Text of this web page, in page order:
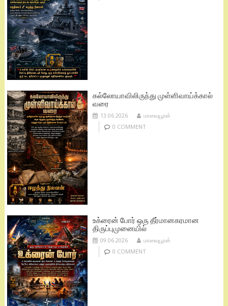
கல்லோயாவிலிருந்து முள்ளிவாய்க்கால்
வரை
13.06.2026
மாவையூரன்
0 COMMENT
உக்ரைன் போர் ஒரு தீர்மானகரமான
திருப்புமுனையில்
09.06.2026
மாவையூரன்
0 COMMENT